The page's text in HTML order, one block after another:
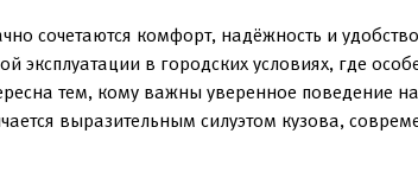
сочетаются комфорт, надёжность и
эксплуатации в городских условиях, где
тем, кому важны уверенное поведение
выразительным силуэтом кузова,